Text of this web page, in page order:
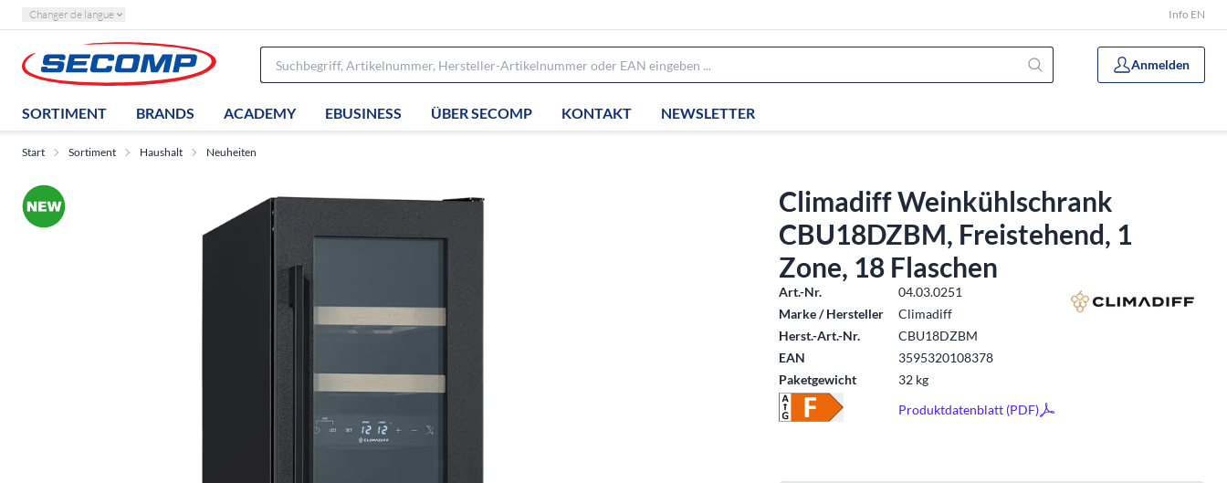
Changer de langue Info EN
Anmelden
SORTIMENT BRANDS ACADEMY EBUSINESS ÜBER SECOMP KONTAKT NEWSLETTER
Start Sortiment Haushalt Neuheiten
Climadiff Weinkühlschrank
CBU18DZBM, Freistehend, 1
Zone, 18 Flaschen
Art.-Nr.
04.03.0251
Marke / Hersteller
Climadiff
Herst.-Art.-Nr.
CBU18DZBM
EAN
3595320108378
Paketgewicht
32 kg
Produktdatenblatt (PDF)